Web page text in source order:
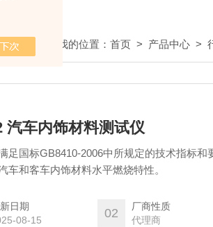
我的位置： 首页 > 产品中心 >
汽车内饰材料测试仪
足国标GB8410-2006中所规定的技术指标
车和客车内饰材料水平燃烧特性。
日期
08-15
02
厂商性质
代理商